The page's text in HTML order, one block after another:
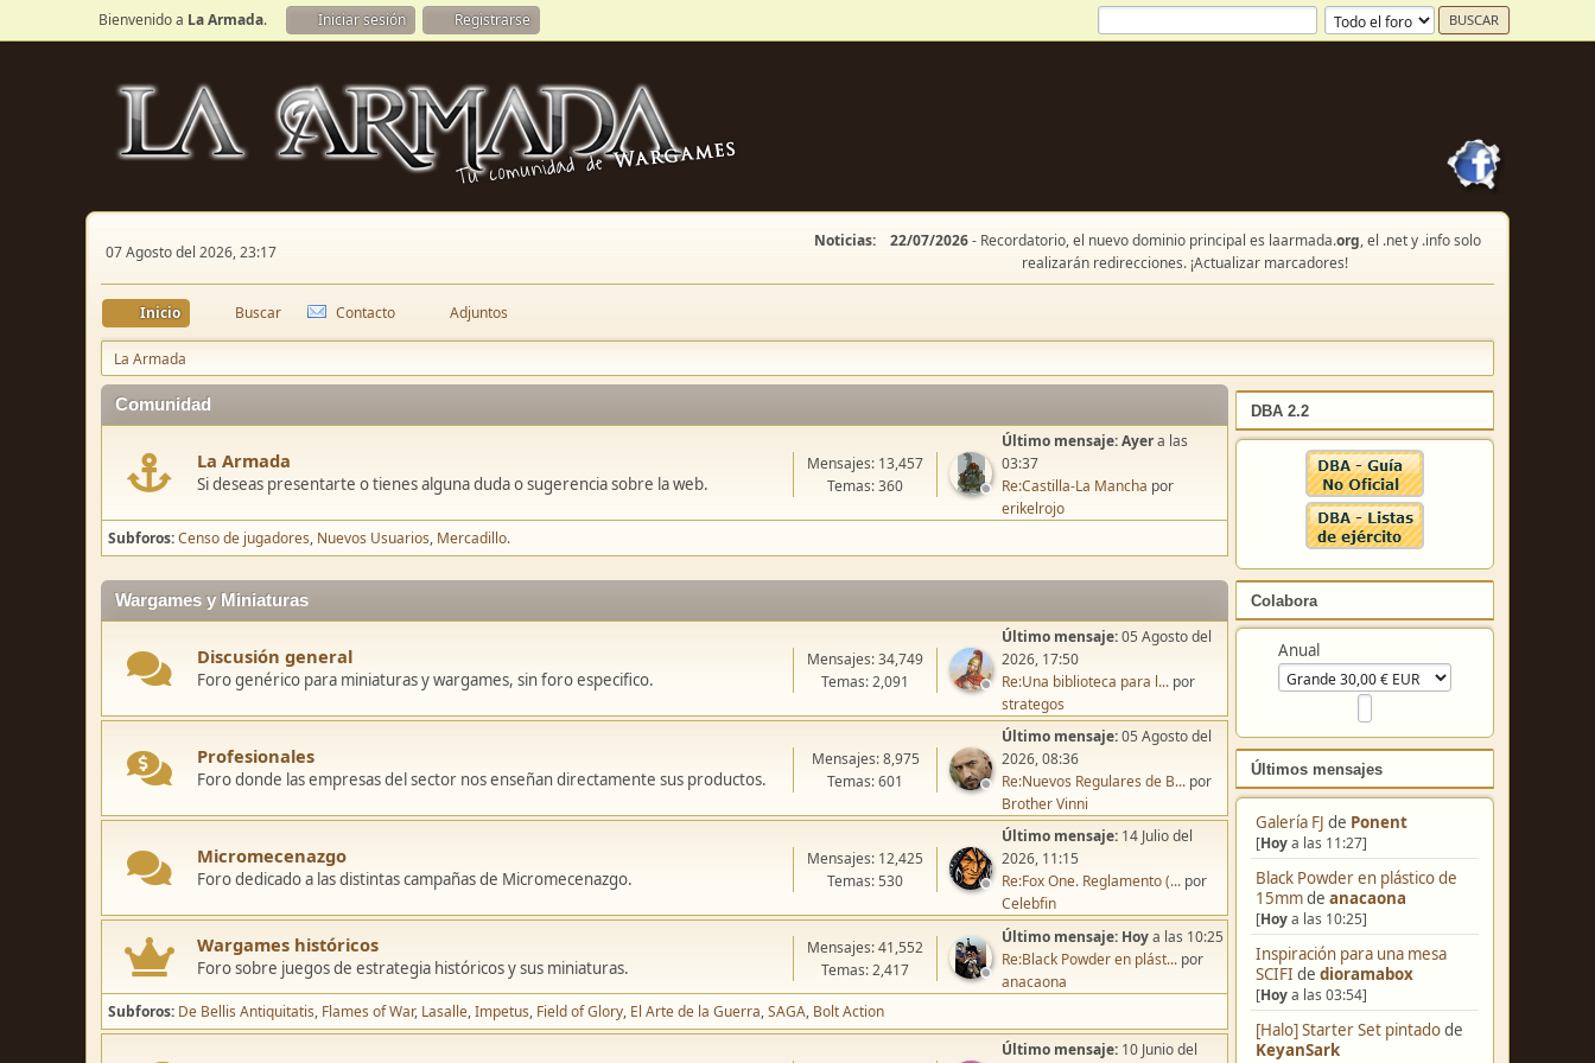
Bienvenido a La Armada. Iniciar sesión Registrarse
07 Agosto del 2026, 23:17
Noticias: 22/07/2026- Recordatorio, el nuevo dominio principal es laarmada.org, el .net y .info solo
realizarán redirecciones. ¡Actualizar marcadores!
Inicio Buscar Contacto Adjuntos
La Armada
DBA 2.2
Colabora
Anual
Últimos mensajes
Galería FJ de Ponent
[Hoya las 11:27]
Black Powder en plástico de
15mmde anacaona
[Hoya las 10:25]
Inspiración para una mesa
SCIFI de dioramabox
[Hoya las 03:54]
[Halo] Starter Set pintadode
KeyanSark
Comunidad
La Armada
Si deseas presentarte o tienes alguna duda o sugerencia sobre la web.
Mensajes: 13,457
Temas: 360
Último mensaje:Ayera las
03:37
Re:Castilla-La Mancha por
erikelrojo
Subforos Censo de jugadores Nuevos Usuarios Mercadillo.
Wargames y Miniaturas
Discusión general
Foro genérico para miniaturas y wargames, sin foro especifico.
Mensajes: 34,749
Temas: 2,091
Último mensaje:05 Agosto del
2026, 17:50
Re:Una biblioteca para l... por
strategos
Profesionales
Foro donde las empresas del sector nos enseñan directamente sus productos.
Mensajes: 8,975
Temas: 601
Último mensaje:05 Agosto del
2026, 08:36
Re:Nuevos Regulares de B... por
Brother Vinni
Micromecenazgo
Foro dedicado a las distintas campañas de Micromecenazgo.
Mensajes: 12,425
Temas: 530
Último mensaje: 14 Julio del
2026, 11:15
Re:Fox One. Reglamento (... por
Celebfin
Wargames históricos
Foro sobre juegos de estrategia históricos y sus miniaturas.
Mensajes: 41,552
Temas: 2,417
Último mensaje: Hoya las 10:25
Re:Black Powder en plást... por
anacaona
Subforos De Bellis Antiquitatis Flames of War Lasalle Impetus Field of Glory El Arte de la Guerra SAGA Bolt Action
Último mensaje: 10 Junio del